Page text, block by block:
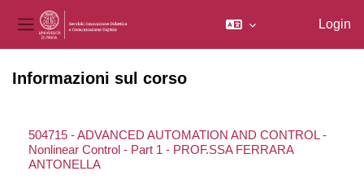
Pannello laterale
Login
Informazioni sul corso
504715 - ADVANCED AUTOMATION AND CONTROL -
Nonlinear Control - Part 1 - PROF.SSA FERRARA
ANTONELLA